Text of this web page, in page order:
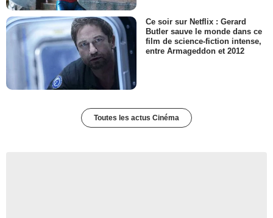
Ce soir sur Netflix : Gerard
Butler sauve le monde dans ce
film de science-fiction intense,
entre Armageddon et 2012
Toutes les actus Cinéma